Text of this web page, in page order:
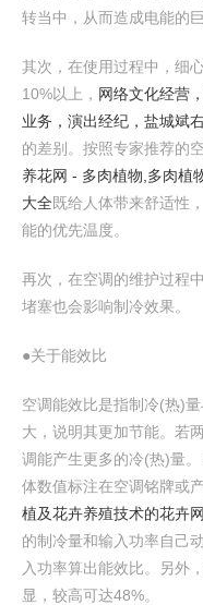
转当中，从而造成电能的巨
其次，在使用过程中，细
10%以上， 网络文化经营
业务，演出经纪，盐城斌
的差别。按照专家推荐的
养花网 - 多肉植物,多肉植
大全既给人体带来舒适性，
能的优先温度。
再次，在空调的维护过程
堵塞也会影响制冷效果。
●关于能效比
空调能效比是指制冷(热)
大，说明其更加节能。若
调能产生更多的冷(热)量
体数值标注在空调铭牌或
植及花卉养殖技术的花卉
的制冷量和输入功率自己
入功率算出能效比。另外
显，较高可达48%。